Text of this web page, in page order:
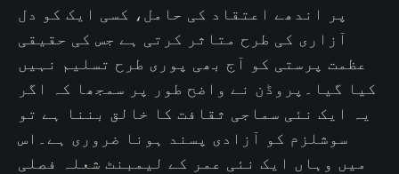
پر اندھے اعتقاد کی حامل، کسی ایک کو دل
آزاری کی طرح متاثر کرتی ہے جس کی حقیقی
عظمت پرستی کو آج بھی پوری طرح تسلیم نہیں
کیا گیا۔پروڈن نے واضح طور پر سمجھا کہ اگر
یہ ایک نئی سماجی ثقافت کا خالق بننا ہے تو
سوشلزم کو آزادی پسند ہونا ضروری ہے۔اس
میں وہاں ایک نئی عمر کے لیمبنٹ شعلہ فصلی